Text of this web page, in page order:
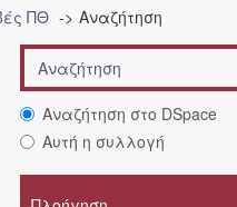
ΠΘ Αναζήτηση
Αναζήτηση στο DSpace
Αυτή η συλλογή